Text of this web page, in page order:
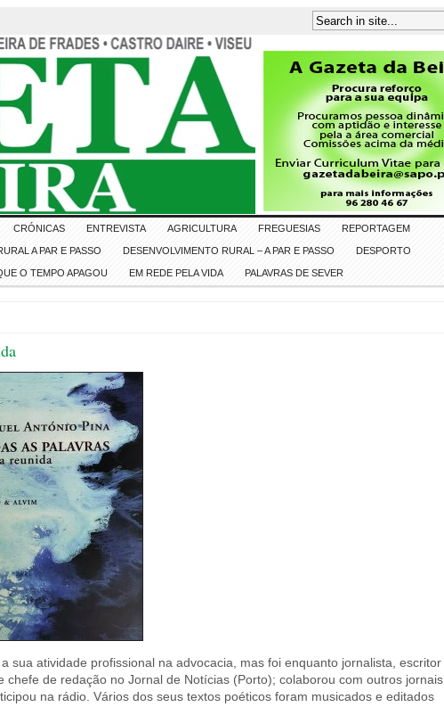
CRÓNICAS ENTREVISTA AGRICULTURA FREGUESIAS REPORTAGEM
A PAR E PASSO DESENVOLVIMENTO RURAL – A PAR E PASSO DESPORTO
O TEMPO APAGOU EM REDE PELA VIDA PALAVRAS DE SEVER
sua atividade profissional na advocacia, mas foi enquanto jornalista, escritor
de redação no Jornal de Notícias (Porto); colaborou com outros jornais
na rádio. Vários dos seus textos poéticos foram musicados e editados